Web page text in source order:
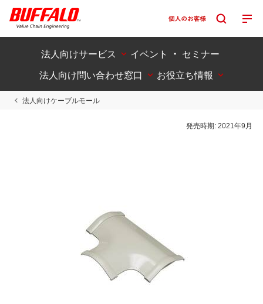
法人向けサービス
イベント ・ セミナー
法人向け問い合わせ窓口
お役立ち情報
法人向けケーブルモール
発売時期:2021年9月